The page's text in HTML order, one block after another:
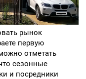
рынок
первую
отметать
сезонные
и посредники